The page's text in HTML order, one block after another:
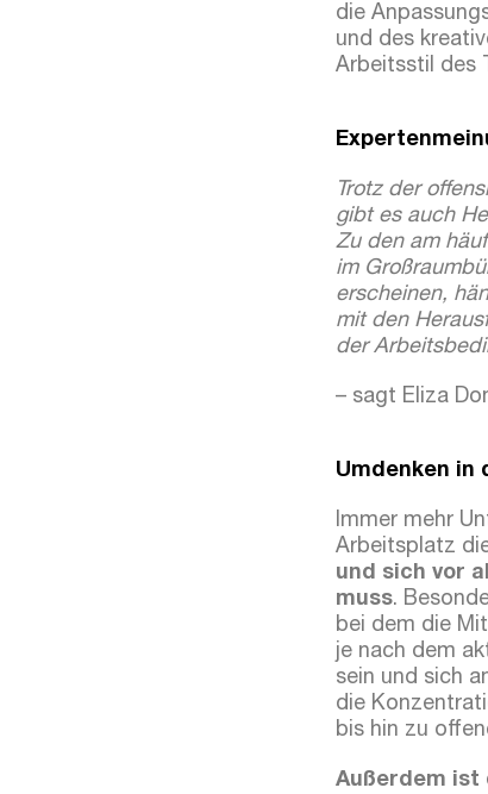
die
und des
Arbeitsstil des
Trotz der
gibt es auch
Zu den am
im
erscheinen,
mit den
der
– sagt Eliza
Umdenken in
Immer mehr
Arbeitsplatz
und sich vor
muss.
bei dem die
je nach dem
sein und sich
die
bis hin zu
Außerdem ist